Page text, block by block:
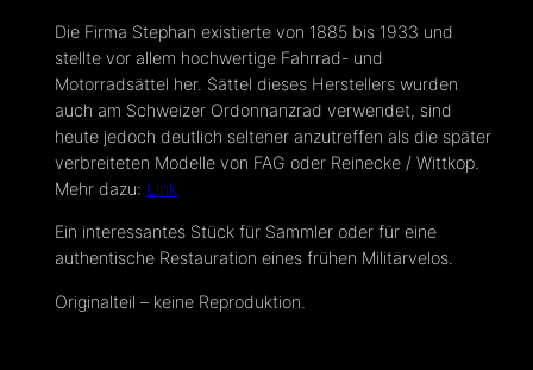
Die Firma Stephan existierte von 1885 bis 1933 und
stellte vor allem hochwertige Fahrrad- und
Motorradsättel her. Sättel dieses Herstellers wurden
auch am Schweizer Ordonnanzrad verwendet, sind
heute jedoch deutlich seltener anzutreffen als die später
verbreiteten Modelle von FAG oder Reinecke / Wittkop.
Mehr dazu: Link
Ein interessantes Stück für Sammler oder für eine
authentische Restauration eines frühen Militärvelos.
Originalteil – keine Reproduktion.